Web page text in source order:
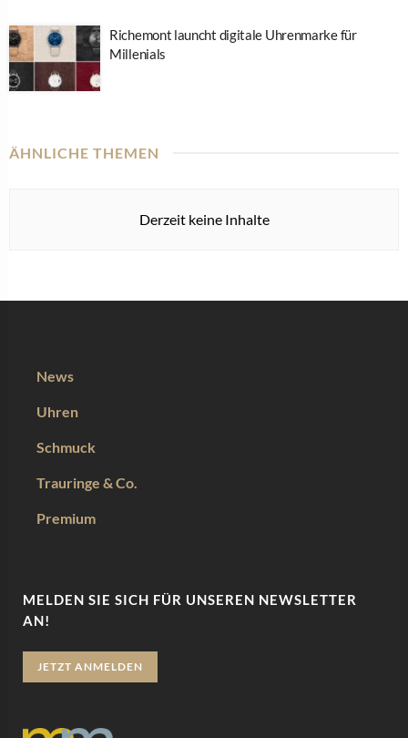
Richemont launcht digitale Uhrenmarke für
Millenials
ÄHNLICHE THEMEN
Derzeit keine Inhalte
News
Uhren
Schmuck
Trauringe & Co.
Premium
MELDEN SIE SICH FÜR UNSEREN NEWSLETTER
AN!
JETZT ANMELDEN